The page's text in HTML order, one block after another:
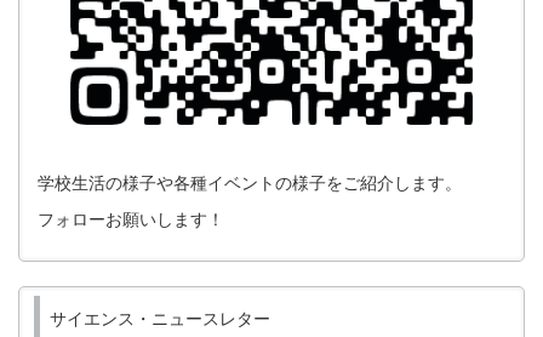
学校生活の様子や各種イベントの様子をご紹介します。
フォローお願いします！
サイエンス・ニュースレター